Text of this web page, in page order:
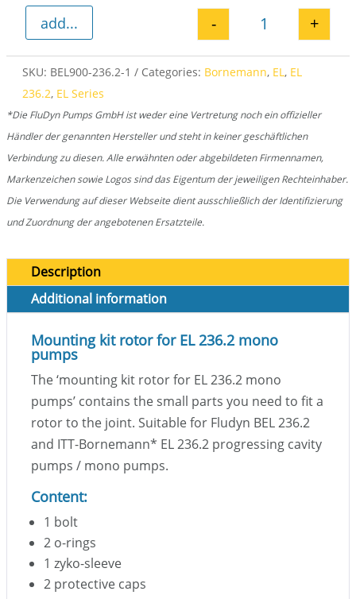
Mounting kit
- +
add...
SKU: BEL900-236.2-1 Categories: Bornemann, EL, EL
236.2, EL Series
*Die FluDyn Pumps GmbH ist weder eine Vertretung noch ein offizieller
Händler der genannten Hersteller und steht in keiner geschäftlichen
Verbindung zu diesen. Alle erwähnten oder abgebildeten Firmennamen,
Markenzeichen sowie Logos sind das Eigentum der jeweiligen Rechteinhaber.
Die Verwendung auf dieser Webseite dient ausschließlich der Identifizierung
und Zuordnung der angebotenen Ersatzteile.
Description
Additional information
Mounting kit rotor for EL 236.2 mono
pumps
The ‘mounting kit rotor for EL 236.2 mono
pumps’ contains the small parts you need to fit a
rotor to the joint. Suitable for Fludyn BEL 236.2
and ITT-Bornemann* EL 236.2 progressing cavity
pumps / mono pumps.
Content:
1 bolt
2 o-rings
1 zyko-sleeve
2 protective caps